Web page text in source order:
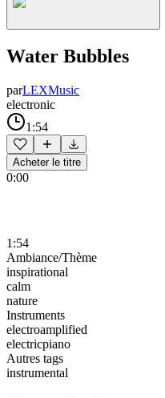
Water Bubbles
parLEXMusic
electronic
1:54
Acheter le titre
0:00
1:54
Ambiance/Thème
inspirational
calm
nature
Instruments
electroamplified
electricpiano
Autres tags
instrumental